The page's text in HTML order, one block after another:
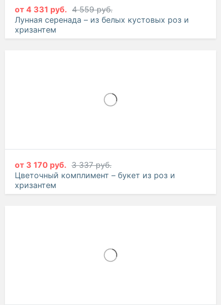
от 4 331 руб. 4 559 руб.
Лунная серенада – из белых кустовых роз и
хризантем
от 3 170 руб. 3 337 руб.
Цветочный комплимент – букет из роз и
хризантем